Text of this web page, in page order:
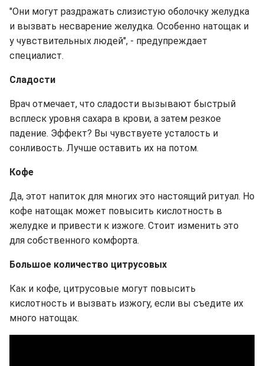
"Они могут раздражать слизистую оболочку желудка
и вызвать несварение желудка. Особенно натощак и
у чувствительных людей", - предупреждает
специалист.
Сладости
Врач отмечает, что сладости вызывают быстрый
всплеск уровня сахара в крови, а затем резкое
падение. Эффект? Вы чувствуете усталость и
сонливость. Лучше оставить их на потом.
Кофе
Да, этот напиток для многих это настоящий ритуал. Но
кофе натощак может повысить кислотность в
желудке и привести к изжоге. Стоит изменить это
для собственного комфорта.
Большое количество цитрусовых
Как и кофе, цитрусовые могут повысить
кислотность и вызвать изжогу, если вы съедите их
много натощак.